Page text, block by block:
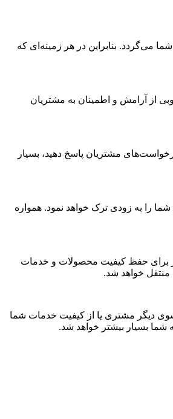
می‌گردد. بنابراین در هر زمینه‌ای که
از آرامش و اطمینان به مشتریان
مشتریان پاسخ دهید، بسیار
را به زودی ترک خواهد نمود. همواره
برای حفظ کیفیت محصولات و خدمات
منتقل خواهد شد.
دیگر مشتری یا از کیفیت خدمات شما
شما بسیار بیشتر خواهد شد.